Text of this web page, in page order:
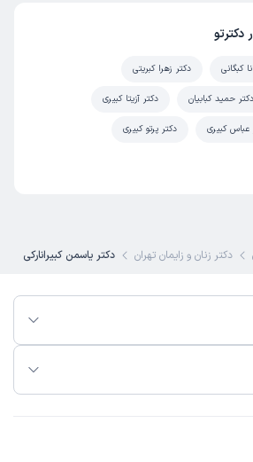
(
1404/08/07
)
دکترتو
کبگانی دکتر زهرا کبریتی
دکتر حمید کبابیان دکتر آزیتا کبیری
عباس کبیری دکتر پرتو کبیری
دکتر زنان و زایمان تهران دکتر یاسمن کبیرانارکی